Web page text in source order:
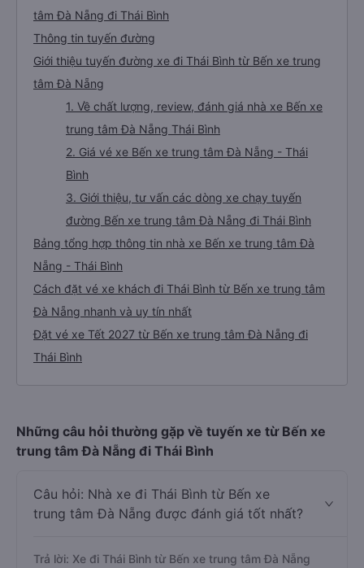
tâm Đà Nẵng đi Thái Bình
Thông tin tuyến đường
Giới thiệu tuyến đường xe đi Thái Bình từ Bến xe trung
tâm Đà Nẵng
1. Về chất lượng, review, đánh giá nhà xe Bến xe
trung tâm Đà Nẵng Thái Bình
2. Giá vé xe Bến xe trung tâm Đà Nẵng - Thái
Bình
3. Giới thiệu, tư vấn các dòng xe chạy tuyến
đường Bến xe trung tâm Đà Nẵng đi Thái Bình
Bảng tổng hợp thông tin nhà xe Bến xe trung tâm Đà
Nẵng - Thái Bình
Cách đặt vé xe khách đi Thái Bình từ Bến xe trung tâm
Đà Nẵng nhanh và uy tín nhất
Đặt vé xe Tết 2027 từ Bến xe trung tâm Đà Nẵng đi
Thái Bình
Những câu hỏi thường gặp về tuyến xe từ Bến xe
trung tâm Đà Nẵng đi Thái Bình
Câu hỏi: Nhà xe đi Thái Bình từ Bến xe
trung tâm Đà Nẵng được đánh giá tốt nhất?
Trả lời: Xe đi Thái Bình từ Bến xe trung tâm Đà Nẵng